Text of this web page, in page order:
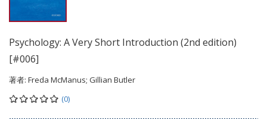
Psychology: A Very Short Introduction (2nd edition)
[#006]
著者: Freda McManus; Gillian Butler
(0)